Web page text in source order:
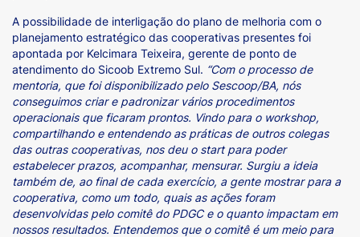
A possibilidade de interligação do plano de melhoria com o
planejamento estratégico das cooperativas presentes foi
apontada por Kelcimara Teixeira, gerente de ponto de
atendimento do Sicoob Extremo Sul. “Com o processo de
mentoria, que foi disponibilizado pelo Sescoop/BA, nós
conseguimos criar e padronizar vários procedimentos
operacionais que ficaram prontos. Vindo para o workshop,
compartilhando e entendendo as práticas de outros colegas
das outras cooperativas, nos deu o start para poder
estabelecer prazos, acompanhar, mensurar. Surgiu a ideia
também de, ao final de cada exercício, a gente mostrar para a
cooperativa, como um todo, quais as ações foram
desenvolvidas pelo comitê do PDGC e o quanto impactam em
nossos resultados. Entendemos que o comitê é um meio para